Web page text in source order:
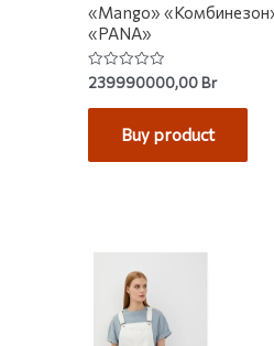
«Mango»
«PANA»
Rated
0
out
239990000,00Br
Buy product